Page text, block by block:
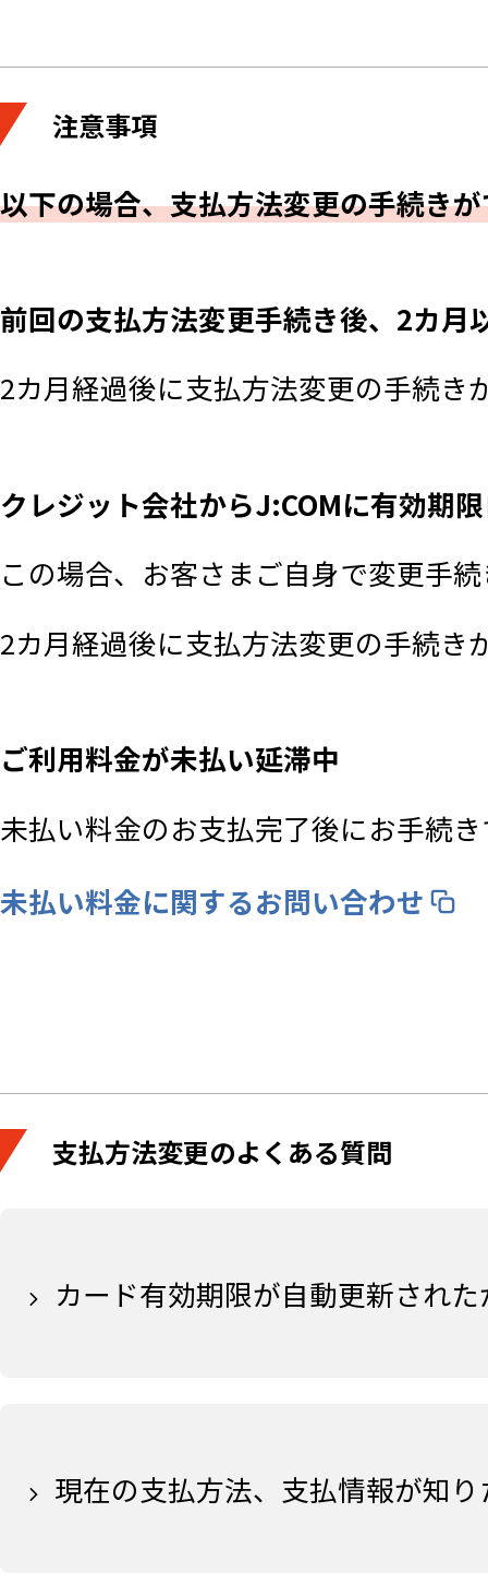
注意事項
以下の場合、支払方法変更の手続き
前回の支払方法変更手続き後、2カ月
2カ月経過後に支払方法変更の手続き
クレジット会社からJ:COMに有効期
この場合、お客さまご自身で変更手
2カ月経過後に支払方法変更の手続き
ご利用料金が未払い延滞中
未払い料金のお支払完了後にお手続
未払い料金に関するお問い合わせ
支払方法変更のよくある質問
カード有効期限が自動更新され
現在の支払方法、支払情報が知り